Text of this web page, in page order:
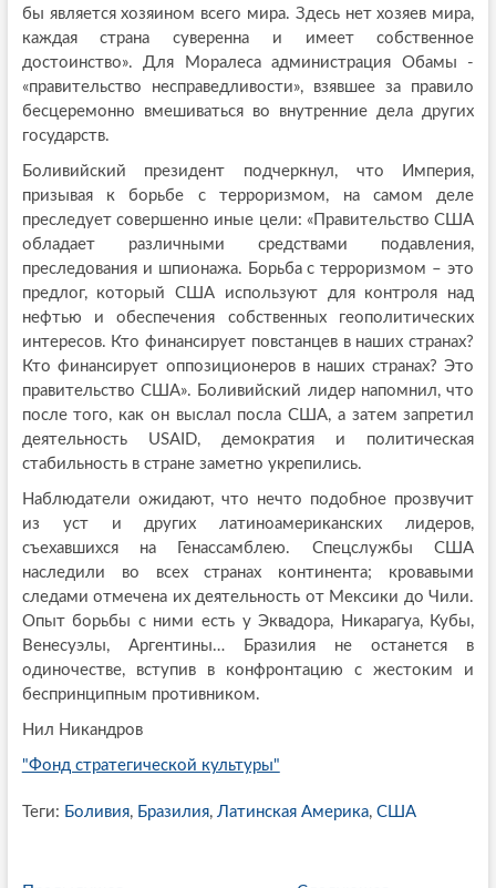
бы является хозяином всего мира. Здесь нет хозяев мира,
каждая страна суверенна и имеет собственное
достоинство». Для Моралеса администрация Обамы -
«правительство несправедливости», взявшее за правило
бесцеремонно вмешиваться во внутренние дела других
государств.
Боливийский президент подчеркнул, что Империя,
призывая к борьбе с терроризмом, на самом деле
преследует совершенно иные цели: «Правительство США
обладает различными средствами подавления,
преследования и шпионажа. Борьба с терроризмом – это
предлог, который США используют для контроля над
нефтью и обеспечения собственных геополитических
интересов. Кто финансирует повстанцев в наших странах?
Кто финансирует оппозиционеров в наших странах? Это
правительство США». Боливийский лидер напомнил, что
после того, как он выслал посла США, а затем запретил
деятельность USAID, демократия и политическая
стабильность в стране заметно укрепились.
Наблюдатели ожидают, что нечто подобное прозвучит
из уст и других латиноамериканских лидеров,
съехавшихся на Генассамблею. Спецслужбы США
наследили во всех странах континента; кровавыми
следами отмечена их деятельность от Мексики до Чили.
Опыт борьбы с ними есть у Эквадора, Никарагуа, Кубы,
Венесуэлы, Аргентины… Бразилия не останется в
одиночестве, вступив в конфронтацию с жестоким и
беспринципным противником.
Нил Никандров
"Фонд стратегической культуры"
Теги: Боливия, Бразилия, Латинская Америка, США